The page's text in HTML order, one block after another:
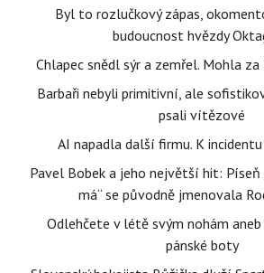
Byl to rozlučkový zápas,
budoucnost hvězdy
Chlapec snědl sýr a zemřel. Mohla
Barbaři nebyli primitivní, ale
psali vítězové
AI napadla další firmu. K
Pavel Bobek a jeho největší hit: Píseň
má“ se původně jmenovala
Odlehčete v létě svým nohám
pánské boty